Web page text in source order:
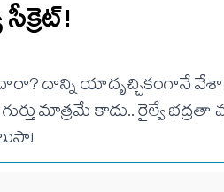
దాన్ని యాదృచ్చికంగానే
మాత్రమే కాదు.. రైల్వే భద్రతా